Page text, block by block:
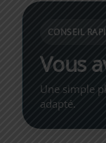
CONSEIL
Vous
Une simple
adapté.